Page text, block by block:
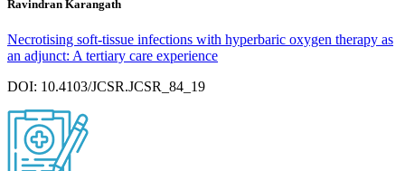
Ravindran Karangath
Necrotising soft-tissue infections with hyperbaric oxygen therapy as
an adjunct: A tertiary care experience
DOI: 10.4103/JCSR.JCSR_84_19